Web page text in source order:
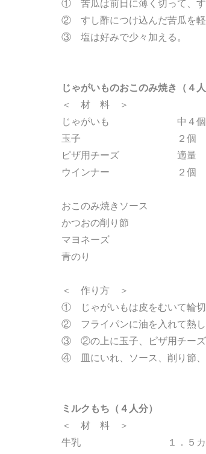
① 苦瓜は前日に薄く切って、す
② すし酢につけ込んだ苦瓜を軽
③ 塩は好みで少々加える。
じゃがいものおこのみ焼き（４人
＜ 材 料 ＞
じゃがいも 中４個
玉子 ２個
ピザ用チーズ 適量
ウインナー ２個
おこのみ焼きソース
かつおの削り節
マヨネーズ 適
青のり
＜ 作り方 ＞
① じゃがいもは皮をむいて輪切
② フライパンに油を入れて熱し
③ ②の上に玉子、ピザ用チーズ
④ 皿にいれ、ソース、削り節、
ミルクもち（４人分）
＜ 材 料 ＞
牛乳 １．５カ